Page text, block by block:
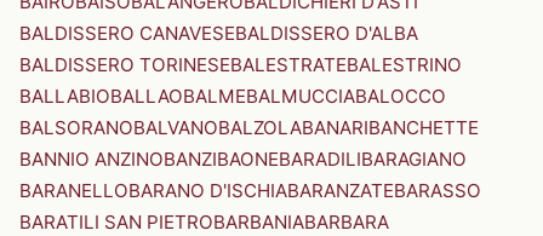
BALDISSERO CANAVESEBALDISSERO D'ALBA
BALDISSERO TORINESEBALESTRATEBALESTRINO
BALLABIOBALLAOBALMEBALMUCCIABALOCCO
BALSORANOBALVANOBALZOLABANARIBANCHETTE
BANNIO ANZINOBANZIBAONEBARADILIBARAGIANO
BARANELLOBARANO D'ISCHIABARANZATEBARASSO
BARATILI SAN PIETROBARBANIABARBARA